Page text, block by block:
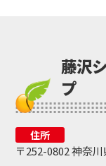
藤沢
プ
住所
〒252-0802 神奈